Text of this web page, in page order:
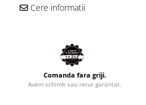
Cere informatii
Comanda fara griji.
Avem schimb sau retur garantat.